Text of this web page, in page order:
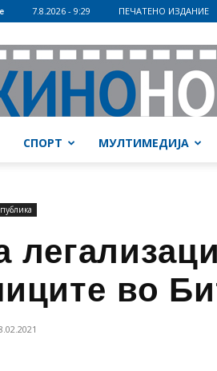
7.8.2026 - 9:29 ПЕЧАТЕНО ИЗДАНИЕ
СПОРТ МУЛТИМЕДИЈА
во